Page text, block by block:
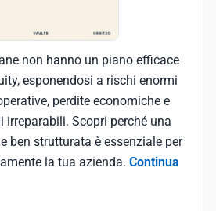
non hanno un piano efficace
esponendosi a rischi enormi
perdite economiche e
irreparabili. Scopri perché una
ben strutturata è essenziale per
la tua azienda. Continua